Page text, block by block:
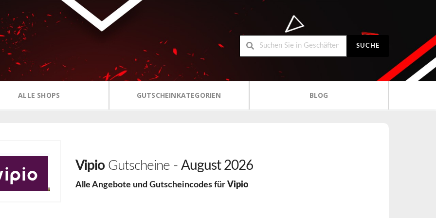
SUCHE
ALLE SHOPS GUTSCHEINKATEGORIEN BLOG
VipioGutscheine - August 2026
Alle Angebote und Gutscheincodes für Vipio